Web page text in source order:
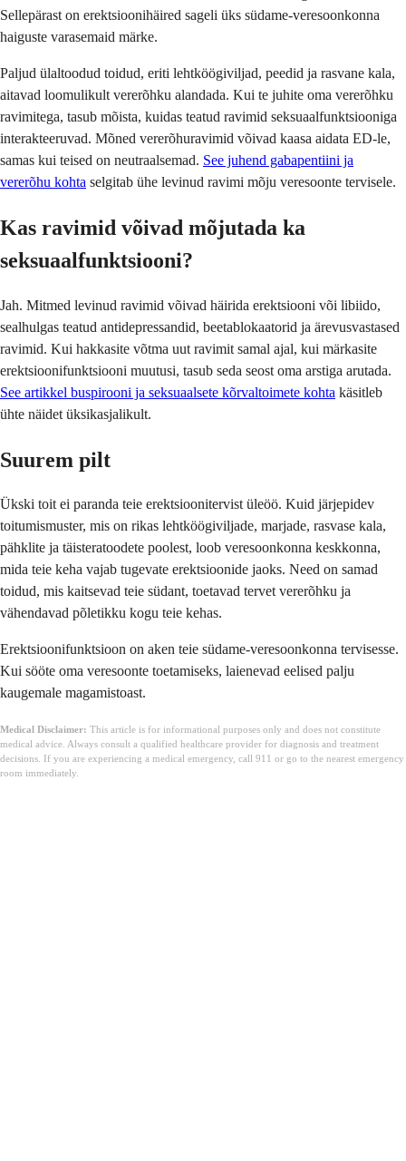
Sellepärast on erektsioonihäired sageli üks südame-veresoonkonna
haiguste varasemaid märke.
Paljud ülaltoodud toidud, eriti lehtköögiviljad, peedid ja rasvane kala,
aitavad loomulikult vererõhku alandada. Kui te juhite oma vererõhku
ravimitega, tasub mõista, kuidas teatud ravimid seksuaalfunktsiooniga
interakteeruvad. Mõned vererõhuravimid võivad kaasa aidata ED-le,
samas kui teised on neutraalsemad. See juhend gabapentiini ja
vererõhu kohta selgitab ühe levinud ravimi mõju veresoonte tervisele.
Kas ravimid võivad mõjutada ka
seksuaalfunktsiooni?
Jah. Mitmed levinud ravimid võivad häirida erektsiooni või libiido,
sealhulgas teatud antidepressandid, beetablokaatorid ja ärevusvastased
ravimid. Kui hakkasite võtma uut ravimit samal ajal, kui märkasite
erektsioonifunktsiooni muutusi, tasub seda seost oma arstiga arutada.
See artikkel buspirooni ja seksuaalsete kõrvaltoimete kohta käsitleb
ühte näidet üksikasjalikult.
Suurem pilt
Ükski toit ei paranda teie erektsioonitervist üleöö. Kuid järjepidev
toitumismuster, mis on rikas lehtköögiviljade, marjade, rasvase kala,
pähklite ja täisteratoodete poolest, loob veresoonkonna keskkonna,
mida teie keha vajab tugevate erektsioonide jaoks. Need on samad
toidud, mis kaitsevad teie südant, toetavad tervet vererõhku ja
vähendavad põletikku kogu teie kehas.
Erektsioonifunktsioon on aken teie südame-veresoonkonna tervisesse.
Kui sööte oma veresoonte toetamiseks, laienevad eelised palju
kaugemale magamistoast.
Medical Disclaimer: This article is for informational purposes only and does not constitute
medical advice. Always consult a qualified healthcare provider for diagnosis and treatment
decisions. If you are experiencing a medical emergency, call 911 or go to the nearest emergency
room immediately.